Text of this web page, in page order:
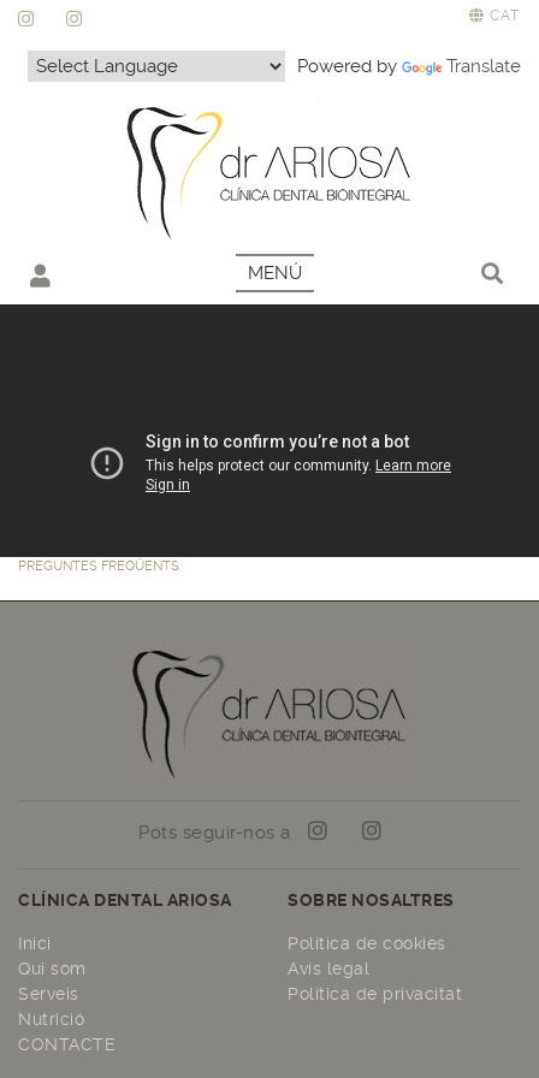
CAT
Powered by Translate
MENÚ
PREGUNTES FREQÜENTS
Pots seguir-nos a
CLÍNICA DENTAL ARIOSA
Inici
Qui som
Serveis
Nutrició
CONTACTE
SOBRE NOSALTRES
Política de cookies
Avís legal
Política de privacitat